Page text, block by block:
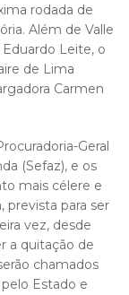
rodada de
Além de Valle
Leite, o
de Lima
Carmen
Geral
(Sefaz), e os
mais célere e
prevista para ser
vez, desde
a quitação de
chamados
Estado e